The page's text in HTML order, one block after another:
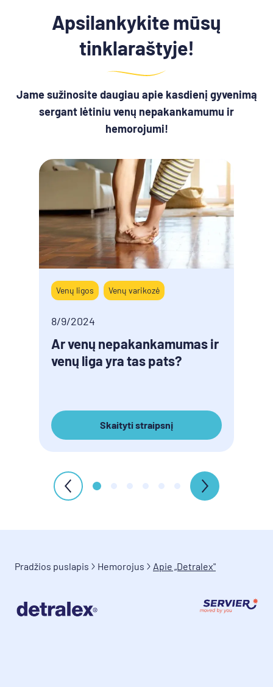
Apsilankykite mūsų
tinklaraštyje!
Jame sužinosite daugiau apie kasdienį gyvenimą
sergant lėtiniu venų nepakankamumu ir
hemorojumi!
Venų ligos Venų varikozė
8/9/2024
Ar venų nepakankamumas ir
venų liga yra tas pats?
Skaityti straipsnį
Pradžios puslapis Hemorojus Apie „Detralex"